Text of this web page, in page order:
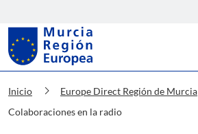
Murcia Región
Inicio chevron_right Europe Direct Región de Murcia
Colaboraciones en la radio